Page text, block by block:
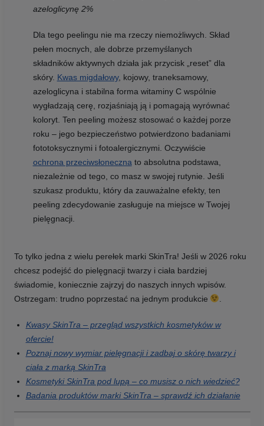
azeloglicynę 2%
Dla tego peelingu nie ma rzeczy niemożliwych. Skład
pełen mocnych, ale dobrze przemyślanych
składników aktywnych działa jak przycisk „reset” dla
skóry. Kwas migdałowy, kojowy, traneksamowy,
azeloglicyna i stabilna forma witaminy C wspólnie
wygładzają cerę, rozjaśniają ją i pomagają wyrównać
koloryt. Ten peeling możesz stosować o każdej porze
roku – jego bezpieczeństwo potwierdzono badaniami
fototoksycznymi i fotoalergicznymi. Oczywiście
ochrona przeciwsłoneczna to absolutna podstawa,
niezależnie od tego, co masz w swojej rutynie. Jeśli
szukasz produktu, który da zauważalne efekty, ten
peeling zdecydowanie zasługuje na miejsce w Twojej
pielęgnacji.
To tylko jedna z wielu perełek marki SkinTra! Jeśli w 2026 roku
chcesz podejść do pielęgnacji twarzy i ciała bardziej
świadomie, koniecznie zajrzyj do naszych innych wpisów.
Ostrzegam: trudno poprzestać na jednym produkcie
Kwasy SkinTra – przegląd wszystkich kosmetyków w
ofercie!
Poznaj nowy wymiar pielęgnacji i zadbaj o skórę twarzy i
ciała z marką SkinTra
Kosmetyki SkinTra pod lupą – co musisz o nich wiedzieć?
Badania produktów marki SkinTra – sprawdź ich działanie